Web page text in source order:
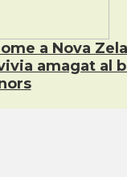
a Nova
amagat al